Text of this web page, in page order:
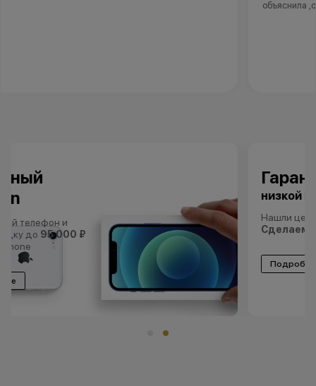
Гарантия
Нашли цены ниже?
Сделаем еще ниже!